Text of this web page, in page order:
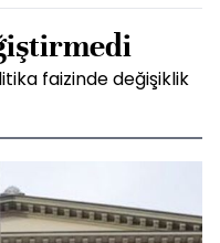
faizinde değişiklik